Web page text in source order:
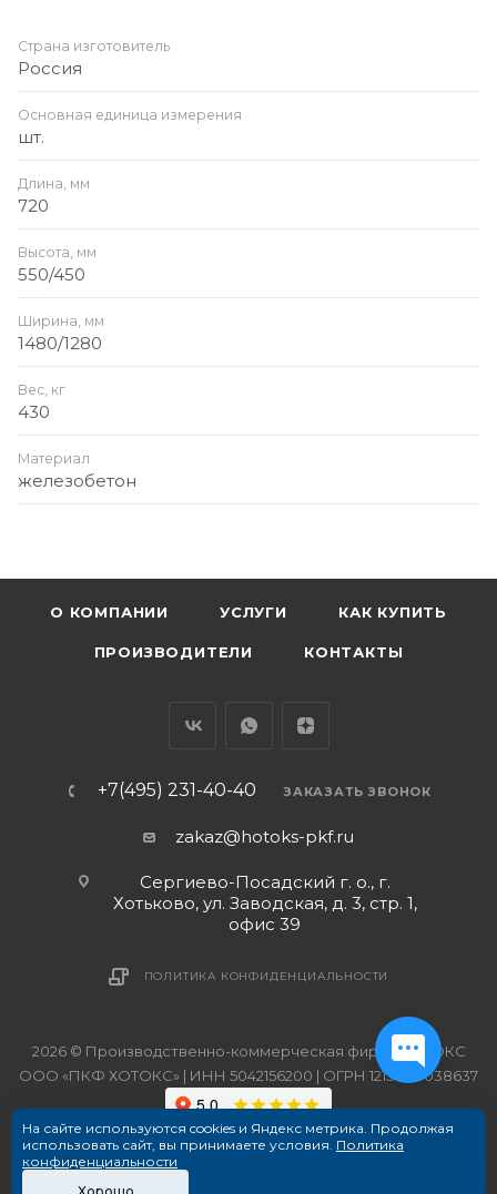
Страна изготовитель
Россия
Основная единица измерения
шт.
Длина, мм
720
Высота, мм
550/450
Ширина, мм
1480/1280
Вес, кг
430
Материал
железобетон
О КОМПАНИИ УСЛУГИ КАК КУПИТЬ
ПРОИЗВОДИТЕЛИ КОНТАКТЫ
+7(495) 231-40-40 ЗАКАЗАТЬ ЗВОНОК
zakaz@hotoks-pkf.ru
Сергиево-Посадский г. о., г.
Хотьково, ул. Заводская, д. 3, стр. 1,
офис 39
ПОЛИТИКА КОНФИДЕНЦИАЛЬНОСТИ
2026 © Производственно-коммерческая фирма ХОТОКС
ООО «ПКФ ХОТОКС» | ИНН 5042156200 | ОГРН 1215000038637
На сайте используются cookies и Яндекс метрика. Продолжая
использовать сайт, вы принимаете условия. Политика
конфиденциальности